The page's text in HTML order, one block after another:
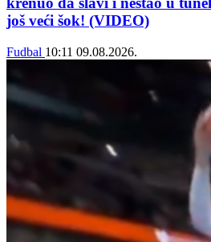
još veći šok! (VIDEO)
Fudbal 10:11 09.08.2026.